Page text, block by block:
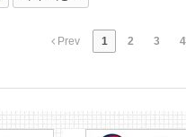
Prev 1 2 3 4